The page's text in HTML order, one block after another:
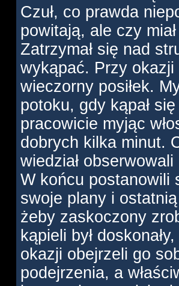
Czuł, co prawda
powitają, ale czy
Zatrzymał się nad
wykąpać. Przy okazji
wieczorny posiłek.
potoku, gdy kąpał
pracowicie myjąc
dobrych kilka minut.
wiedział
W końcu postanowili
swoje plany i
żeby zaskoczony
kąpieli był
okazji obejrzeli go
podejrzenia, a